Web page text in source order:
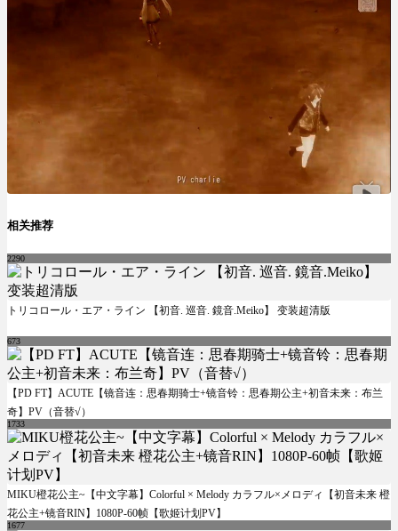
相关推荐
2290
トリコロール・エア・ライン 【初音. 巡音. 鏡音.Meiko】 变装超清版
673
【PD FT】ACUTE【镜音连：思春期骑士+镜音铃：思春期公主+初音未来：布兰
奇】PV（音替√）
1733
MIKU橙花公主~【中文字幕】Colorful × Melody カラフル×メロディ【初音未来 橙
花公主+镜音RIN】1080P-60帧【歌姬计划PV】
1677